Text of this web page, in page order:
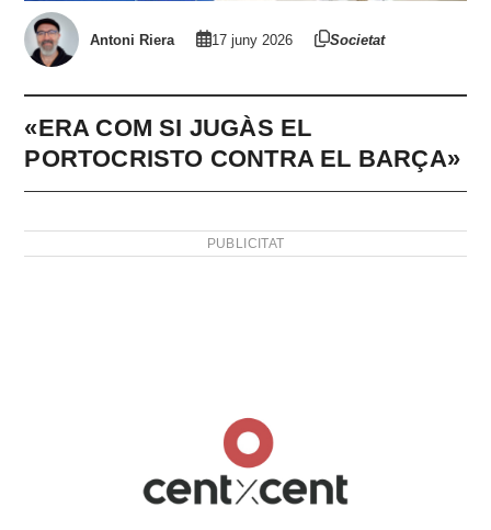
Antoni Riera 17 juny 2026 Societat
«ERA COM SI JUGÀS EL
PORTOCRISTO CONTRA EL BARÇA»
PUBLICITAT